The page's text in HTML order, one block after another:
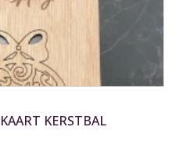
KERSTBAL